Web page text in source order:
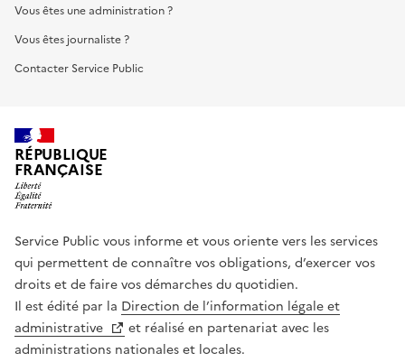
Vous êtes une administration ?
Vous êtes journaliste ?
Contacter Service Public
RÉPUBLIQUE
FRANÇAISE
Service Public vous informe et vous oriente vers les services
qui permettent de connaître vos obligations, d’exercer vos
droits et de faire vos démarches du quotidien.
Il est édité par la Direction de l’information légale et
administrative
et réalisé en partenariat avec les
administrations nationales et locales.